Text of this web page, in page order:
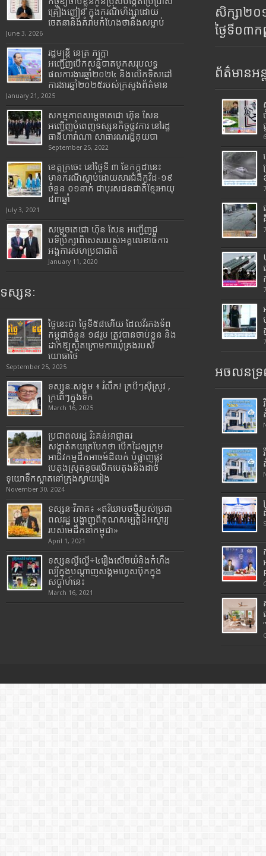
គ្រឿងញៀន ក្នុងករណីហិង្សាដោយ
ចេតនានិងគំរាមកំហែងថានឹងសម្លាប់
June 3, 2026
រដ្ឋមន្រ្តី​ នេត្រ​ ភក្ត្រា​
អញ្ជើញបើកសន្និបាតបូកសរុបលទ្ធ
ផលការងារឆ្នាំ២០២៤ និងលើកទិសដៅ
ការងារឆ្នាំ២០២៥របស់​ក្រសួង​ព័ត៌មាន​
January 21, 2025
សកម្មភាពសម្តេចតេជោ ហ៊ុន សែន
អញ្ជើញបំពេញទស្សនកិច្ចផ្លូវការ នៅរដ្ឋ
ធានីហាវ៉ាណា សាធារណរដ្ឋគុយបា
September 25, 2022
ខេត្តក្រចេះ នៅថ្ងៃទី ៣ ខែកក្កដានេះ
មានករណីស្លាប់ដោយសារជំងឺកូវីដ-១៩
ចំនួន ០១នាក់ ជាបុរសជនជាតិខ្មែរអាយុ
៨៣ឆ្នាំ
July 3, 2021
សម្តេចតេជោ ហ៊ុន សែន អញ្ជើញជួ
បទីប្រឹក្សាពិសេសរបស់អគ្គលេខាធិការ
អង្គការសហប្រជាជាតិ
January 11, 2020
ទស្សនៈ
ថ្ងៃនេះជា ថ្ងៃទី៥៨ហើយ ដែលវីរកងទ័ព
កម្ពុជាចំនួន ១៨រូប ត្រូវបានចាប់ខ្លួន និង
ដាក់ឱ្យស្ថិតក្រោមការឃុំគ្រងរបស់
យោធាថៃ
September 25, 2025
ទស្សនៈសង្គម ៖ រំលឹក! ក្របីៗស៊ីស្រូវ ,
ក្រពើៗក្នុងទឹក
March 16, 2025
ប្រជាពលរដ្ឋ រិះគន់អាជ្ញាធរ
សង្កាត់គយត្របែកថា បើកដៃឲ្យក្រុម
អាជីវកម្មដឹកអាចម៍ដីលក់ បំផ្លាញផ្លូវ
បេតុងស្រុតខូចរបើកបេតុងនិងដាច់
ទុយោទឹកស្អាតនៅក្រុងស្វាយរៀង
November 30, 2024
ទស្សនៈវិភាគ៖ «ឥរិយាបថថ្មីរបស់ប្រជា
ពលរដ្ឋ បង្ហាញពីគុណសម្បត្តិដ៏អស្ចារ្យ
របស់មេដឹកនាំកម្ពុជា»
April 1, 2021
ទស្សនល្ងីល្ងើ÷៤រឿងសើចយំនិងកំហឹង
ល្បីក្នុងបណ្តាញសង្គមហ្វេសប៊ុកក្នុង
សប្តាហ៍នេះ
March 16, 2021
សិក្សា២
ថ្ងៃទី០៣
ព័ត៌មានអន្
អចលនទ្រ